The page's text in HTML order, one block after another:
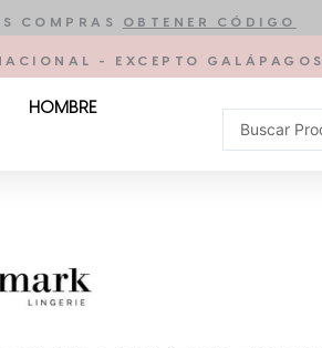
COMPRAS OBTENER CÓDIGO
- EXCEPTO GALÁPAGOS
HOMBRE
Search
...